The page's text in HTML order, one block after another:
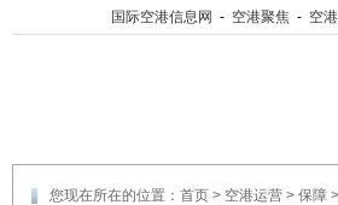
国际空港信息网 - 空港聚焦 - 空
您现在所在的位置： 首页 > 空港运营 > 保障